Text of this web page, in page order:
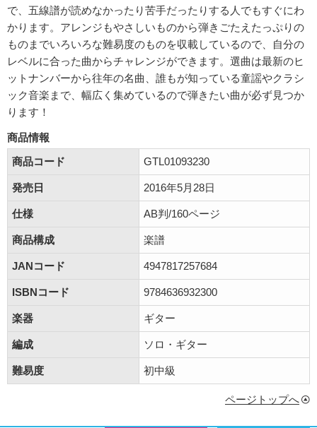
で、五線譜が読めなかったり苦手だったりする人でもすぐにわ
かります。アレンジもやさしいものから弾きごたえたっぷりの
ものまでいろいろな難易度のものを収載しているので、自分の
レベルに合った曲からチャレンジができます。選曲は最新のヒ
ットナンバーから往年の名曲、誰もが知っている童謡やクラシ
ック音楽まで、幅広く集めているので弾きたい曲が必ず見つか
ります！
商品情報
商品コード
GTL01093230
発売日 2016年5月28日
仕様 AB判/160ページ
商品構成 楽譜
JANコード 4947817257684
ISBNコード 9784636932300
楽器 ギター
編成 ソロ・ギター
難易度 初中級
ページトップへ